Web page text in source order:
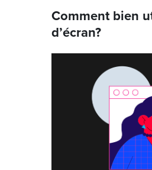
Comment bien
d’écran?